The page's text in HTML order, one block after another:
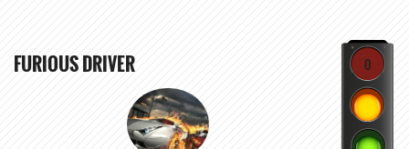
FURIOUS DRIVER 0